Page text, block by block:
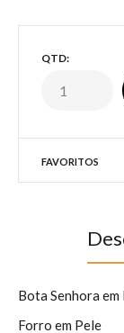
QTD:
FAVORITOS
Bota Senhora em
Forro em Pele